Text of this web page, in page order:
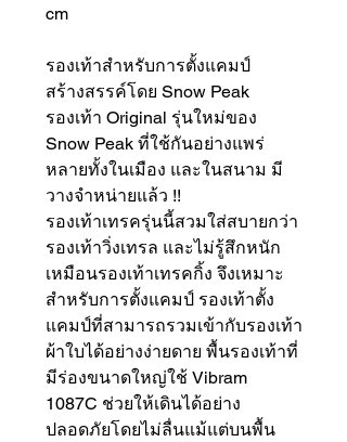
cm
รองเท้าสำหรับการตั้งแคมป์
สร้างสรรค์โดย Snow Peak
รองเท้า Original รุ่นใหม่ของ
Snow Peak ที่ใช้กันอย่างแพร่
หลายทั้งในเมือง และในสนาม มี
วางจำหน่ายแล้ว !!
รองเท้าเทรครุ่นนี้สวมใส่สบายกว่า
รองเท้าวิ่งเทรล และไม่รู้สึกหนัก
เหมือนรองเท้าเทรคกิ้ง จึงเหมาะ
สำหรับการตั้งแคมป์ รองเท้าตั้ง
แคมป์ที่สามารถรวมเข้ากับรองเท้า
ผ้าใบได้อย่างง่ายดาย พื้นรองเท้าที่
มีร่องขนาดใหญ่ใช้ Vibram
1087C ช่วยให้เดินได้อย่าง
ปลอดภัยโดยไม่ลื่นแม้แต่บนพื้น